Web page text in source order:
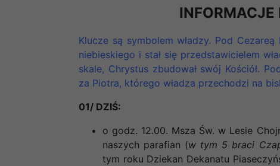
INFORMACJE
Klucze są symbolem władzy. Pod
niebieskiego i stał się przedstawicielem
skale, Chrystus zbudował swój Kościół.
za Piotra, którego władza przechodzi na
01/ DZIŚ:
o godz. 12.00. Msza Św. w Lesie
naszych parafian (w tym 5 braci
tym roku Dziekan Dekanatu